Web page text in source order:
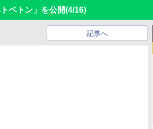
ベトン」を公開(4/16)
記事へ